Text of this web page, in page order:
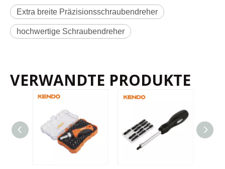
Extra breite Präzisionsschraubendreher
hochwertige Schraubendreher
VERWANDTE PRODUKTE